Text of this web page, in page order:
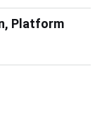
Platform